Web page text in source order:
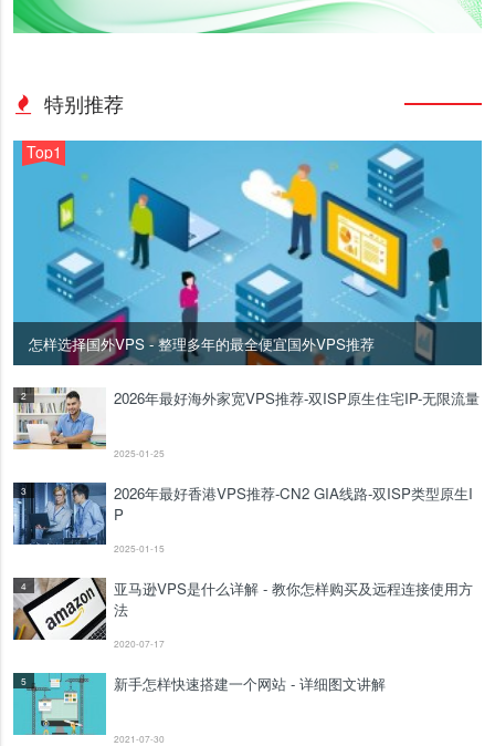
特别推荐
Top1
怎样选择国外VPS - 整理多年的最全便宜国外VPS推荐
2 2026年最好海外家宽VPS推荐-双ISP原生住宅IP-无限流量
2025-01-25
3
2026年最好香港VPS推荐-CN2 GIA线路-双ISP类型原生I
P
2025-01-15
4
亚马逊VPS是什么详解 - 教你怎样购买及远程连接使用方
法
2020-07-17
5 新手怎样快速搭建一个网站 - 详细图文讲解
2021-07-30